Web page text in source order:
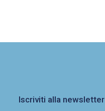
Iscriviti alla newsletter